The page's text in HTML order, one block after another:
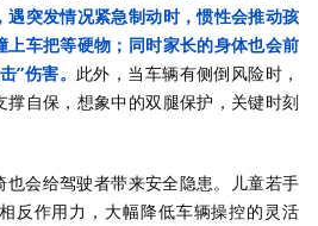
遇突发情况紧急制动时，惯性会推动孩
上车把等硬物；同时家长的身体也会前
”伤害。 此外，当车辆有侧倒风险时，
自保，想象中的双腿保护，关键时刻
也会给驾驶者带来安全隐患。儿童若手
反作用力，大幅降低车辆操控的灵活